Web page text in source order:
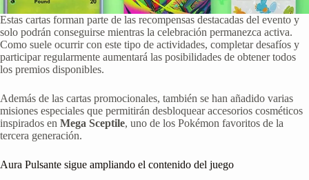
Estas cartas forman parte de las recompensas destacadas del evento y
solo podrán conseguirse mientras la celebración permanezca activa.
Como suele ocurrir con este tipo de actividades, completar desafíos y
participar regularmente aumentará las posibilidades de obtener todos
los premios disponibles.
Además de las cartas promocionales, también se han añadido varias
misiones especiales que permitirán desbloquear accesorios cosméticos
inspirados en Mega Sceptile, uno de los Pokémon favoritos de la
tercera generación.
Aura Pulsante sigue ampliando el contenido del juego